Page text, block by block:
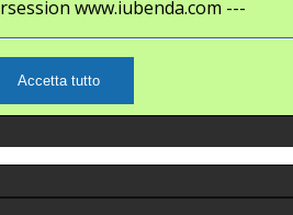
www.iubenda.com ---
Accetta tutto